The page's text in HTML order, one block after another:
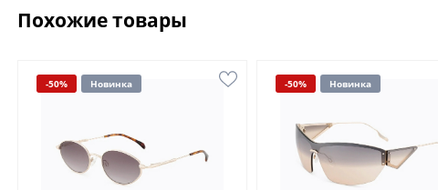
Похожие товары
-50% Новинка -50% Новинка